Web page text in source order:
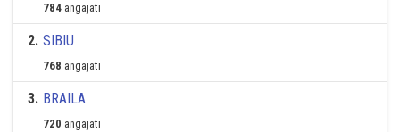
784 angajati
2. SIBIU
768 angajati
3. BRAILA
720 angajati